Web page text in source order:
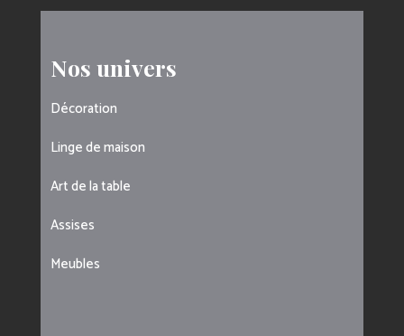
Nos univers
Décoration
Linge de maison
Art de la table
Assises
Meubles